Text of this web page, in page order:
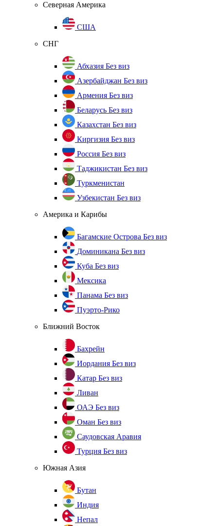
Северная Америка
США
СНГ
Абхазия Без виз
Азербайджан Без виз
Армения Без виз
Беларусь Без виз
Казахстан Без виз
Киргизия Без виз
Россия Без виз
Таджикистан Без виз
Туркменистан
Узбекистан Без виз
Америка и Карибы
Багамские Острова Без виз
Доминикана Без виз
Куба Без виз
Мексика
Панама Без виз
Пуэрто-Рико
Ближний Восток
Бахрейн
Иордания Без виз
Катар Без виз
Ливан
ОАЭ Без виз
Оман Без виз
Саудовская Аравия
Турция Без виз
Южная Азия
Бутан
Индия
Непал